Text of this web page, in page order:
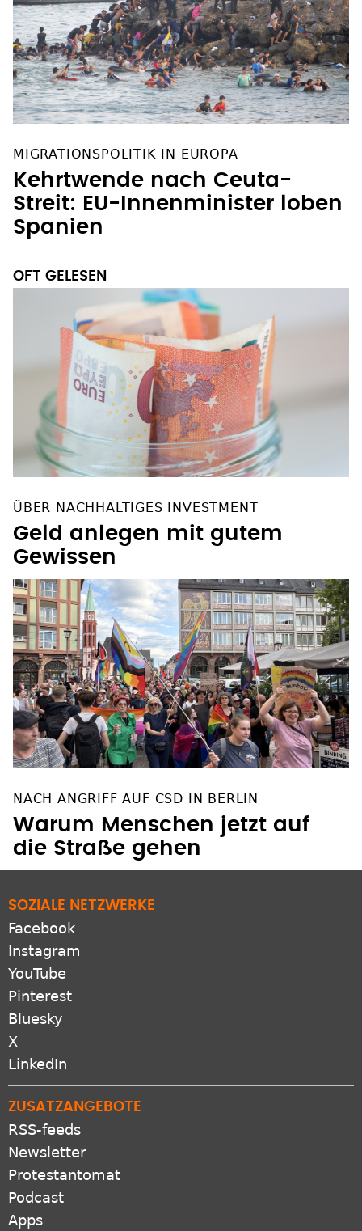
MIGRATIONSPOLITIK IN EUROPA
Kehrtwende nach Ceuta-
Streit: EU-Innenminister loben
Spanien
OFT GELESEN
ÜBER NACHHALTIGES INVESTMENT
Geld anlegen mit gutem
Gewissen
NACH ANGRIFF AUF CSD IN BERLIN
Warum Menschen jetzt auf
die Straße gehen
SOZIALE NETZWERKE
Facebook
Instagram
YouTube
Pinterest
Bluesky
X
LinkedIn
ZUSATZANGEBOTE
RSS-feeds
Newsletter
Protestantomat
Podcast
Apps